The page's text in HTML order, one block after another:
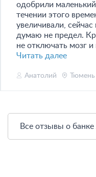
одобрили
течении этого
увеличивали,
думаю не предел.
не отключать мозг
Читать далее
Анатолий Тюмень
Все отзывы о